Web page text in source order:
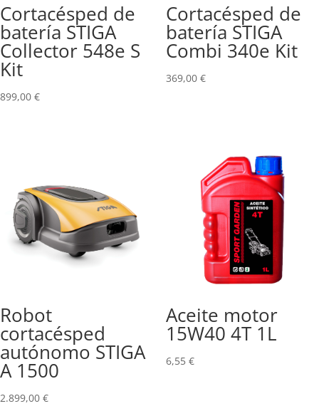
Cortacésped de
batería STIGA
Collector 548e S
Kit
899,00 €
Cortacésped de
batería STIGA
Combi 340e Kit
369,00 €
Robot
cortacésped
autónomo STIGA
A 1500
2.899,00 €
Aceite motor
15W40 4T 1L
6,55 €